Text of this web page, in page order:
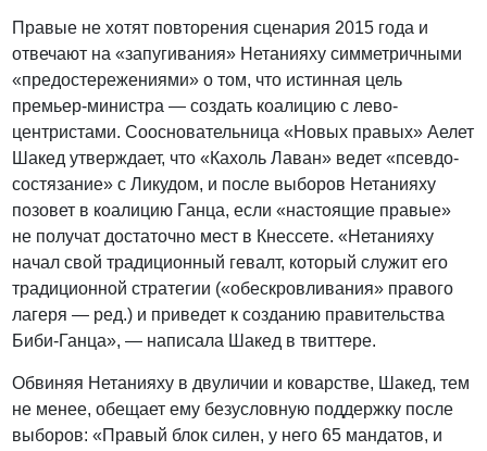
Правые не хотят повторения сценария 2015 года и
отвечают на «запугивания» Нетанияху симметричными
«предостережениями» о том, что истинная цель
премьер-министра — создать коалицию с лево-
центристами. Соосновательница «Новых правых» Аелет
Шакед утверждает, что «Кахоль Лаван» ведет «псевдо-
состязание» с Ликудом, и после выборов Нетанияху
позовет в коалицию Ганца, если «настоящие правые»
не получат достаточно мест в Кнессете. «Нетанияху
начал свой традиционный гевалт, который служит его
традиционной стратегии («обескровливания» правого
лагеря — ред.) и приведет к созданию правительства
Биби-Ганца», — написала Шакед в твиттере.
Обвиняя Нетанияху в двуличии и коварстве, Шакед, тем
не менее, обещает ему безусловную поддержку после
выборов: «Правый блок силен, у него 65 мандатов, и